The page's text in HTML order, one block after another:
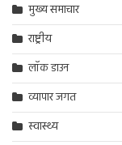
मुख्य समाचार
राष्ट्रीय
लॉक डाउन
व्यापार जगत
स्वास्थ्य